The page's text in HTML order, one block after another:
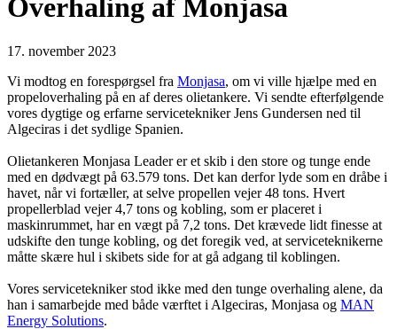
Overhaling af Monjasa
17. november 2023
Vi modtog en forespørgsel fra Monjasa, om vi ville hjælpe med en
propeloverhaling på en af deres olietankere. Vi sendte efterfølgende
vores dygtige og erfarne servicetekniker Jens Gundersen ned til
Algeciras i det sydlige Spanien.
Olietankeren Monjasa Leader er et skib i den store og tunge ende
med en dødvægt på 63.579 tons. Det kan derfor lyde som en dråbe i
havet, når vi fortæller, at selve propellen vejer 48 tons. Hvert
propellerblad vejer 4,7 tons og kobling, som er placeret i
maskinrummet, har en vægt på 7,2 tons. Det krævede lidt finesse at
udskifte den tunge kobling, og det foregik ved, at serviceteknikerne
måtte skære hul i skibets side for at gå adgang til koblingen.
Vores servicetekniker stod ikke med den tunge overhaling alene, da
han i samarbejde med både værftet i Algeciras, Monjasa og MAN
Energy Solutions.